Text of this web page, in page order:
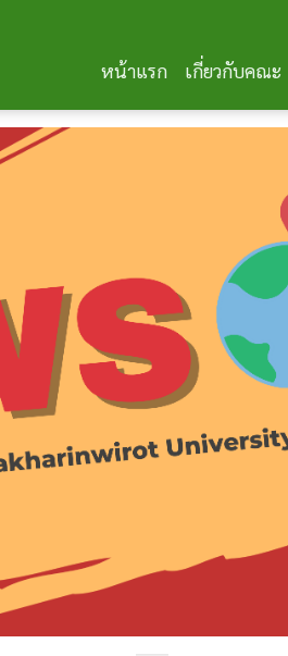
หน้าแรก เกี่ยวกับคณะ